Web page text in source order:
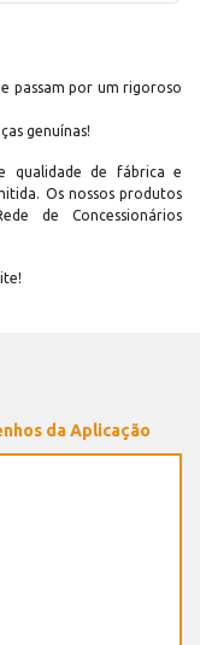
passam por um rigoroso
genuínas!
qualidade de fábrica e
Os nossos produtos
de Concessionários
da Aplicação